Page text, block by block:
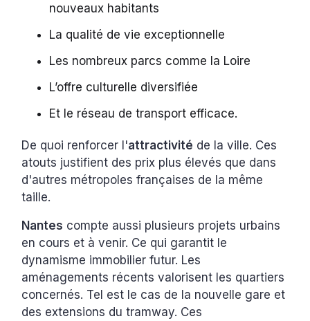
nouveaux habitants
La qualité de vie exceptionnelle
Les nombreux parcs comme la Loire
L’offre culturelle diversifiée
Et le réseau de transport efficace.
De quoi renforcer l'attractivité de la ville. Ces
atouts justifient des prix plus élevés que dans
d'autres métropoles françaises de la même
taille.
Nantes compte aussi plusieurs projets urbains
en cours et à venir. Ce qui garantit le
dynamisme immobilier futur. Les
aménagements récents valorisent les quartiers
concernés. Tel est le cas de la nouvelle gare et
des extensions du tramway. Ces